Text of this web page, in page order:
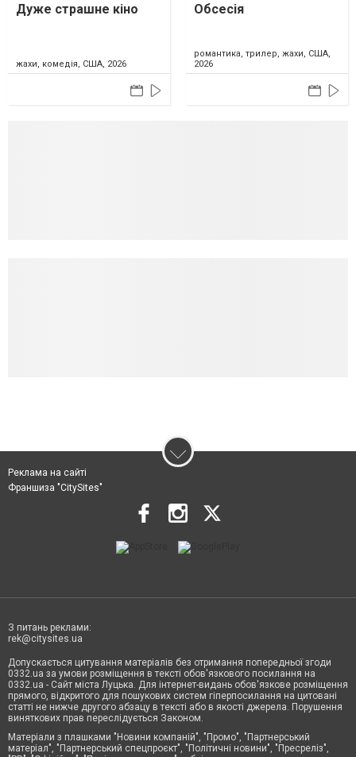
Дуже страшне кіно
жахи, комедія, США, 2026
Обсесія
романтика, трилер, жахи, США,
2026
Реклама на сайті
Франшиза "CitySites"
З питань реклами:
rek@citysites.ua
Допускається цитування матеріалів без отримання попередньої згоди
0332.ua за умови розміщення в тексті обов'язкового посилання на
0332.ua - Сайт міста Луцька. Для інтернет-видань обов'язкове розміщення
прямого, відкритого для пошукових систем гіперпосилання на цитовані
статті не нижче другого абзацу в тексті або в якості джерела. Порушення
виняткових прав переслідується Законом.
Матеріали з плашками "Новини компаній", "Промо", "Партнерський
матеріал", "Партнерський спецпроєкт", "Політичні новини", "Пресреліз",